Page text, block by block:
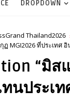
DROPDOWN
Thailand2026
MGI2026 ที่ประเทศ อิ
“มิส
นประเ